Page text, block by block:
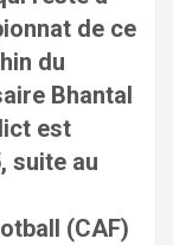
de ce
du
Bhantal
est
suite au
(CAF)